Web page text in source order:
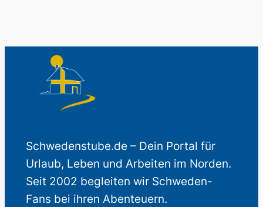
Schwedenstube.de – Dein Portal für
Urlaub, Leben und Arbeiten im Norden.
Seit 2002 begleiten wir Schweden-
Fans bei ihren Abenteuern.